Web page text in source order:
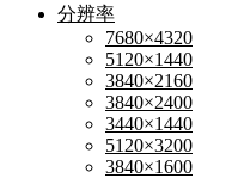
分辨率
7680×4320
5120×1440
3840×2160
3840×2400
3440×1440
5120×3200
3840×1600